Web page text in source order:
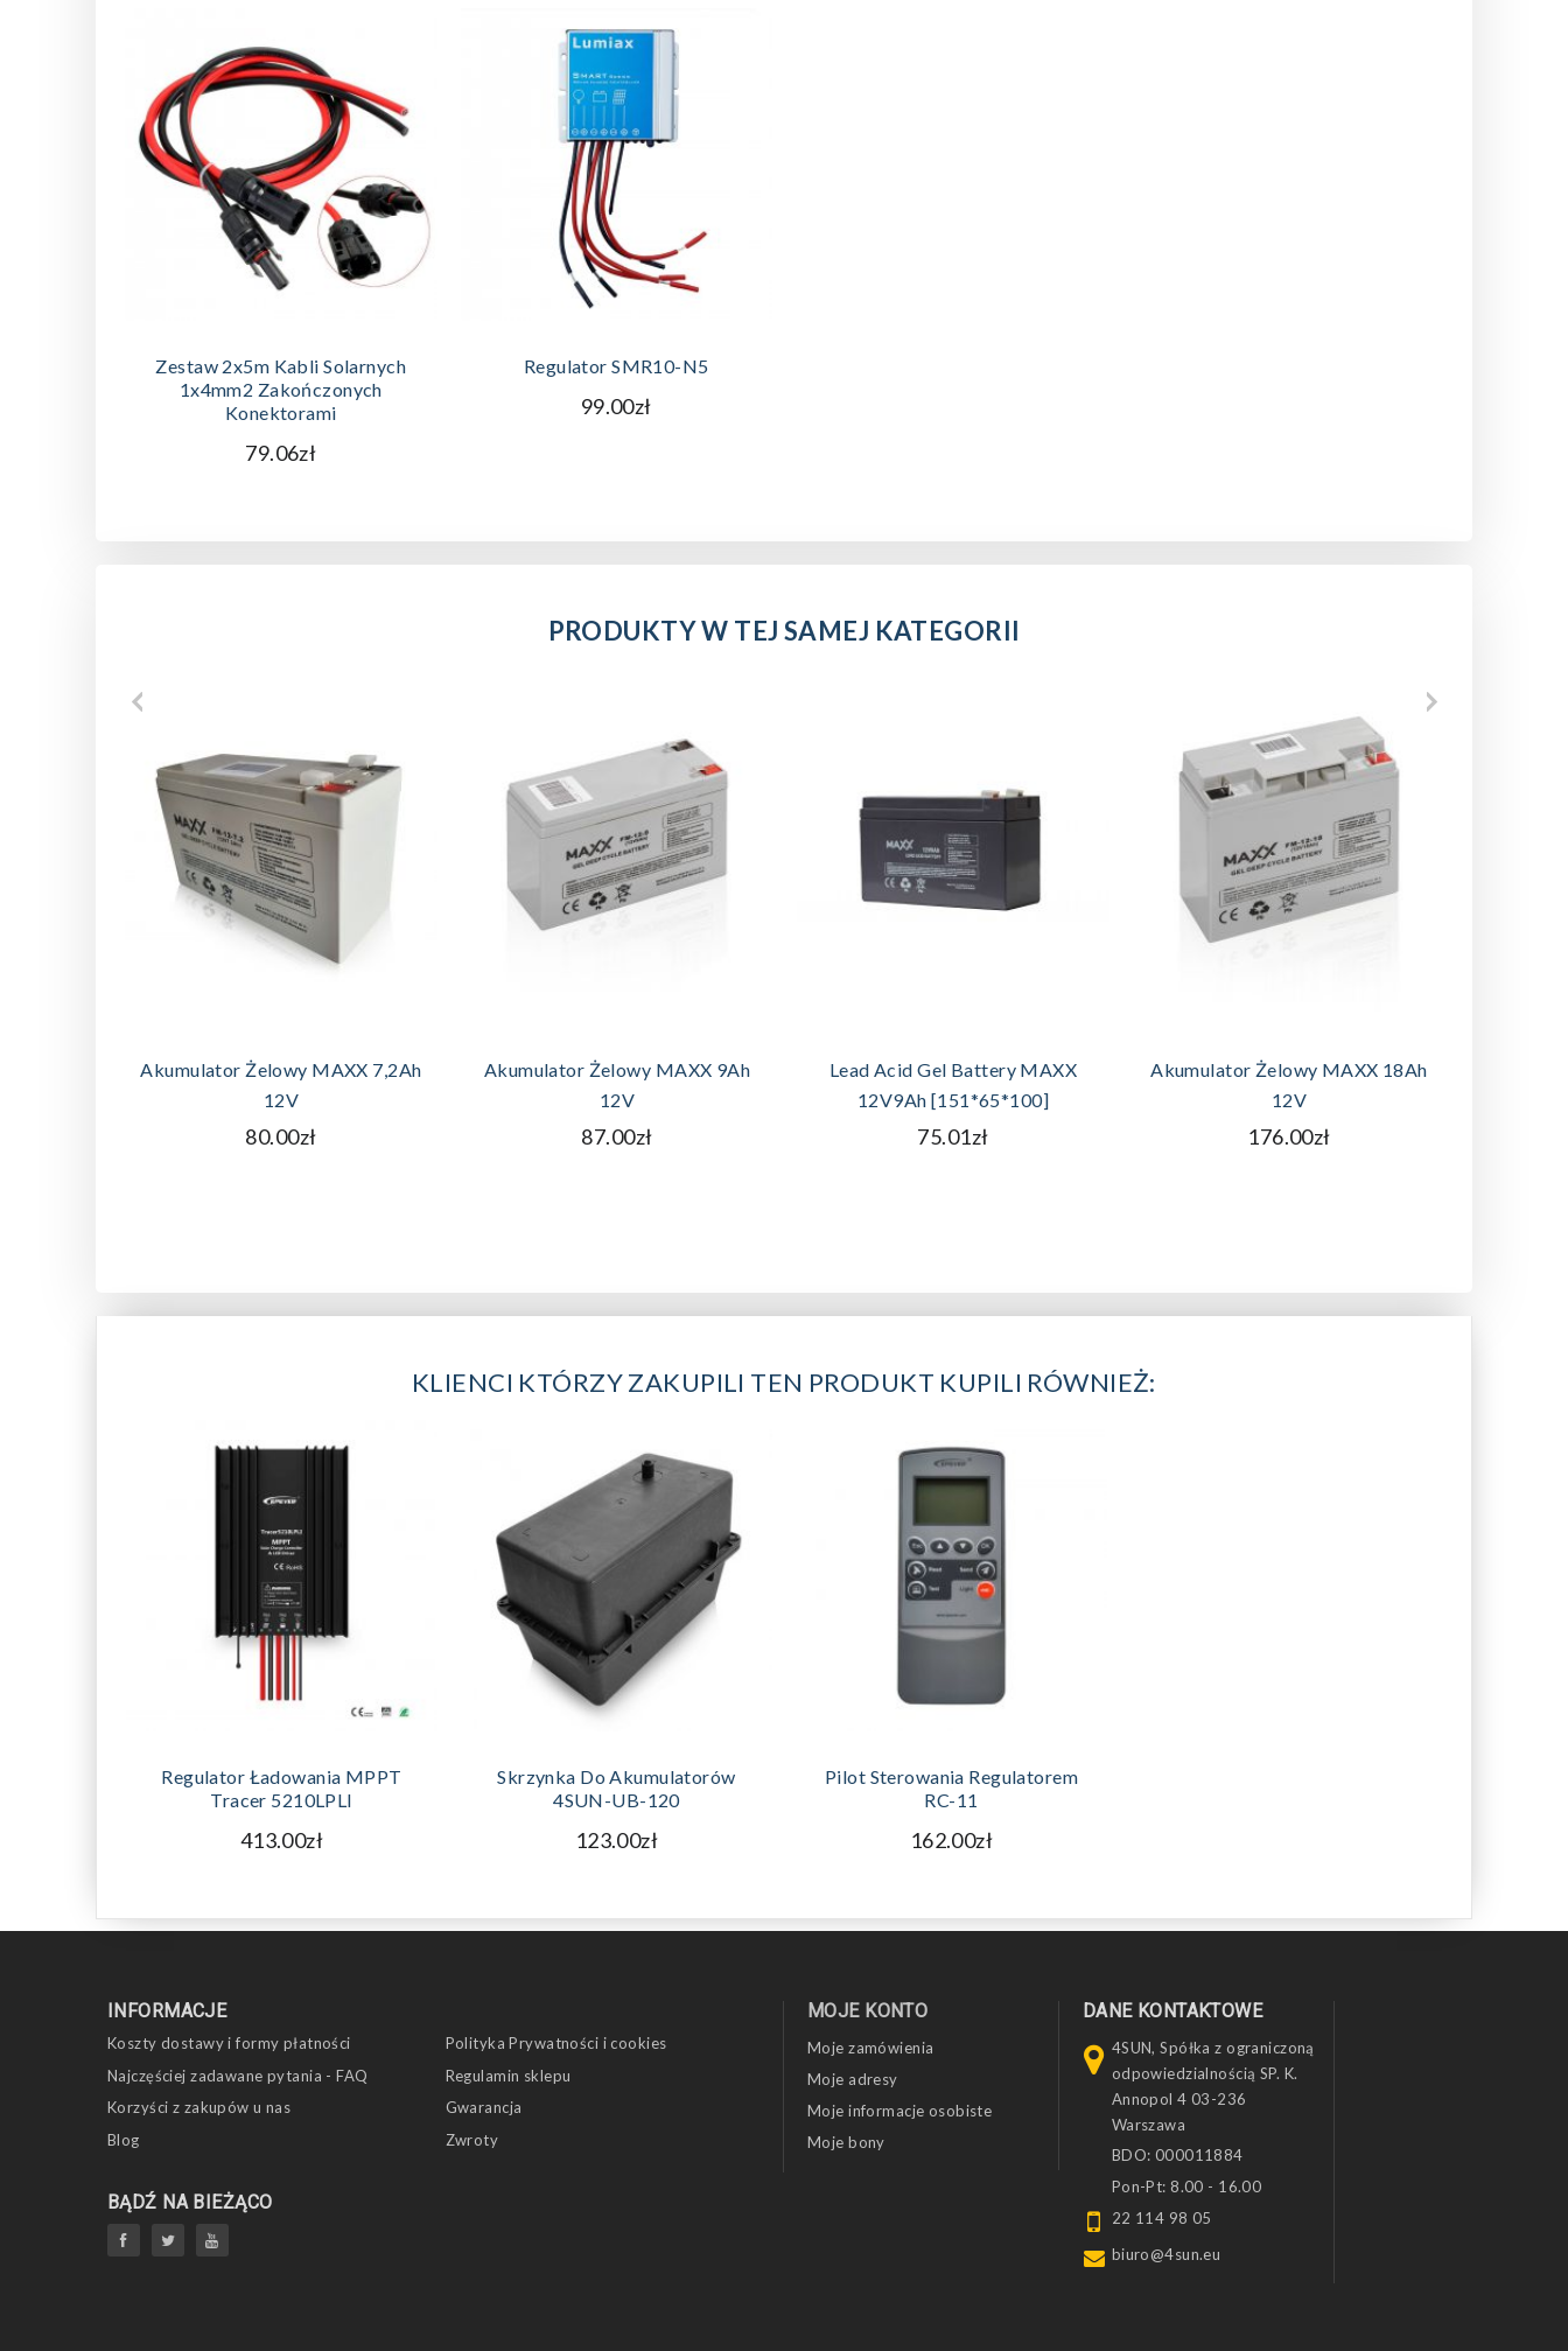
Zestaw 2x5m Kabli Solarnych
1x4mm2 Zakończonych
Konektorami
79.06zł
Regulator SMR10-N5
99.00zł
PRODUKTY W TEJ SAMEJ KATEGORII
Akumulator Żelowy MAXX 7,2Ah
12V
80.00zł
Akumulator Żelowy MAXX 9Ah
12V
87.00zł
Lead Acid Gel Battery MAXX
12V9Ah [151*65*100]
75.01zł
Akumulator Żelowy MAXX 18Ah
12V
176.00zł
KLIENCI KTÓRZY ZAKUPILI TEN PRODUKT KUPILI RÓWNIEŻ:
Regulator Ładowania MPPT
Tracer 5210LPLI
413.00zł
Skrzynka Do Akumulatorów
4SUN-UB-120
123.00zł
Pilot Sterowania Regulatorem
RC-11
162.00zł
BĄDŹ NA BIEŻĄCO
INFORMACJE
Koszty dostawy i formy płatności
Najczęściej zadawane pytania - FAQ
Korzyści z zakupów u nas
Blog
Polityka Prywatności i cookies
Regulamin sklepu
Gwarancja
Zwroty
MOJE KONTO
Moje zamówienia
Moje adresy
Moje informacje osobiste
Moje bony
DANE KONTAKTOWE
4SUN, Spółka z ograniczoną
odpowiedzialnością SP. K.
Annopol 4 03-236
Warszawa
BDO: 000011884
Pon-Pt: 8.00 - 16.00
22 114 98 05
biuro@4sun.eu